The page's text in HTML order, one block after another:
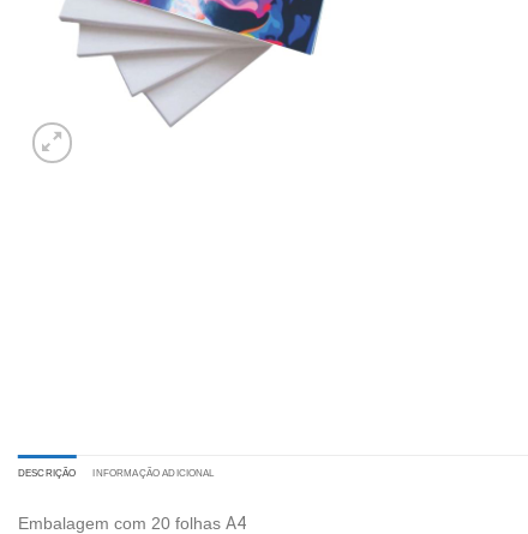
DESCRIÇÃO INFORMAÇÃO ADICIONAL
Embalagem com 20 folhas A4